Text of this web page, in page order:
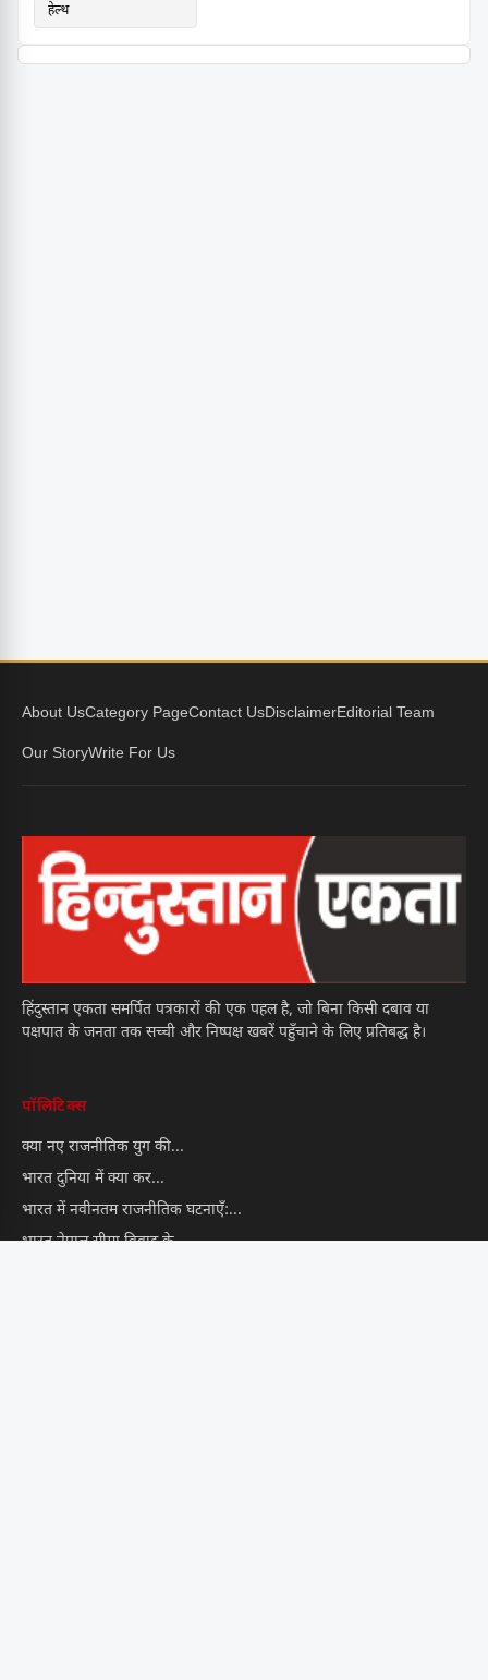
हेल्थ
About UsCategory PageContact UsDisclaimerEditorial Team
Our StoryWrite For Us
हिंदुस्तान एकता समर्पित पत्रकारों की एक पहल है, जो बिना किसी दबाव या
पक्षपात के जनता तक सच्ची और निष्पक्ष खबरें पहुँचाने के लिए प्रतिबद्ध है।
पॉलिटिक्स
क्या नए राजनीतिक युग की...
भारत दुनिया में क्या कर...
भारत में नवीनतम राजनीतिक घटनाएँ:...
भारत नेपाल सीमा विवाद के...